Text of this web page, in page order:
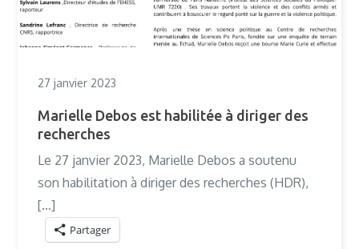
27 janvier 2023
Marielle Debos est habilitée à diriger des
recherches
Le 27 janvier 2023, Marielle Debos a soutenu
son habilitation à diriger des recherches (HDR),
[…]
Partager